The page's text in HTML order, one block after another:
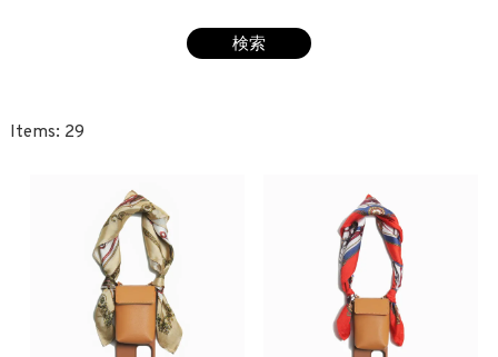
レビュー順
29